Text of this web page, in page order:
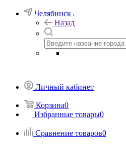
Челябинск
Назад
Личный кабинет
Корзина0
Избранные товары0
Сравнение товаров0